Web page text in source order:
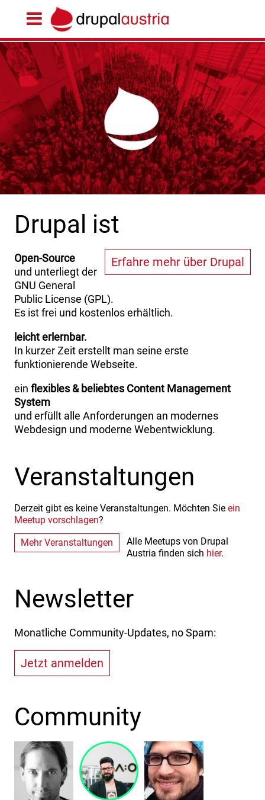
Drupal ist
Erfahre mehr über Drupal
Open-Source
und unterliegt der
GNU General
Public License (GPL).
Es ist frei und kostenlos erhältlich.
leicht erlernbar.
In kurzer Zeit erstellt man seine erste
funktionierende Webseite.
ein flexibles & beliebtes Content Management
System
und erfüllt alle Anforderungen an modernes
Webdesign und moderne Webentwicklung.
Veranstaltungen
Derzeit gibt es keine Veranstaltungen. Möchten Sie ein
Meetup vorschlagen?
Mehr Veranstaltungen
Alle Meetups von Drupal
Austria finden sich hier.
Newsletter
Monatliche Community-Updates, no Spam:
Jetzt anmelden
Community